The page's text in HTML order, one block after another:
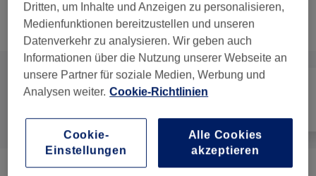
Nicht gefunden wonach du gesucht hast?
Alle Services
Dritten, um Inhalte und Anzeigen zu personalisieren,
Medienfunktionen bereitzustellen und unseren
Datenverkehr zu analysieren. Wir geben auch
Informationen über die Nutzung unserer Webseite an
unsere Partner für soziale Medien, Werbung und
Analysen weiter. Cookie-Richtlinien
Cookie-
Einstellungen
Alle Cookies
akzeptieren